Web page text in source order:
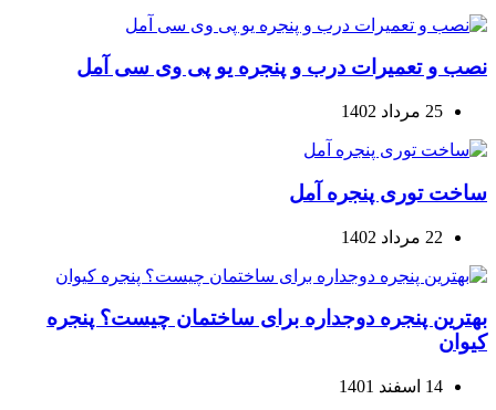
نصب و تعمیرات درب و پنجره یو پی وی سی آمل
25 مرداد 1402
ساخت توری پنجره آمل
22 مرداد 1402
بهترین پنجره دوجداره برای ساختمان چیست؟ پنجره
کیوان
14 اسفند 1401